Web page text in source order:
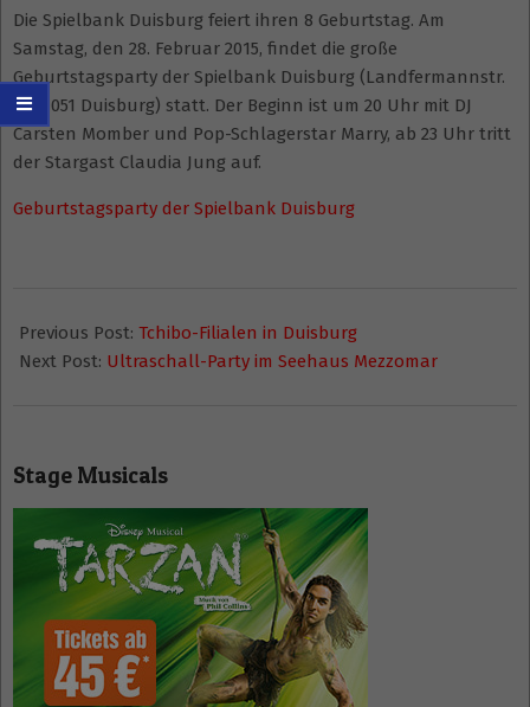
Die Spielbank Duisburg feiert ihren 8 Geburtstag. Am
Samstag, den 28. Februar 2015, findet die große
Geburtstagsparty der Spielbank Duisburg (Landfermannstr.
6, 47051 Duisburg) statt. Der Beginn ist um 20 Uhr mit DJ
Carsten Momber und Pop-Schlagerstar Marry, ab 23 Uhr tritt
der Stargast Claudia Jung auf.
Geburtstagsparty der Spielbank Duisburg
02-
27
Previous Post: Tchibo-Filialen in Duisburg
Next Post: Ultraschall-Party im Seehaus Mezzomar
Stage Musicals